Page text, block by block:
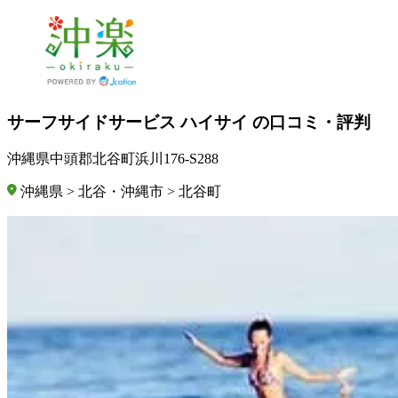
サーフサイドサービス ハイサイ の口コミ・評判
沖縄県中頭郡北谷町浜川176-S288
沖縄県 > 北谷・沖縄市 > 北谷町